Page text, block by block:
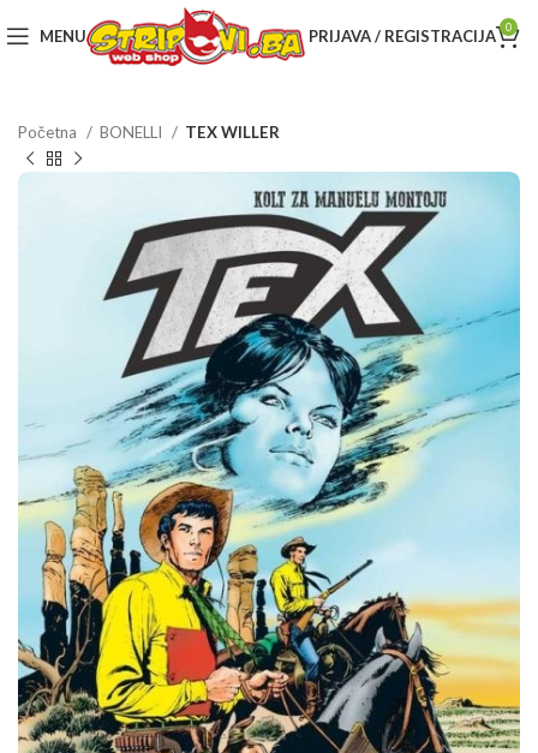
MENU PRIJAVA / REGISTRACIJA 0
Početna BONELLI TEX WILLER